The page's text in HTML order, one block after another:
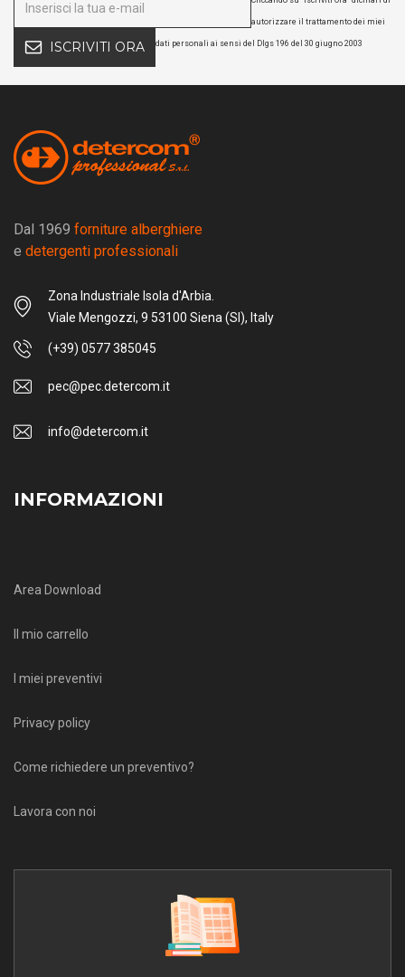
ISCRIVITI ORA
autorizzare il trattamento dei miei
dati personali ai sensi del Dlgs 196 del 30 giugno 2003
Dal 1969 forniture alberghiere
e detergenti professionali
Zona Industriale Isola d'Arbia.
Viale Mengozzi, 9 53100 Siena (SI), Italy
(+39) 0577 385045
pec@pec.detercom.it
info@detercom.it
INFORMAZIONI
Area Download
Il mio carrello
I miei preventivi
Privacy policy
Come richiedere un preventivo?
Lavora con noi